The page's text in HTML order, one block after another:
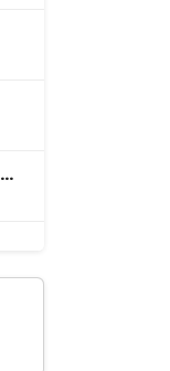
Global Knowledge Network Netherlands B.V.